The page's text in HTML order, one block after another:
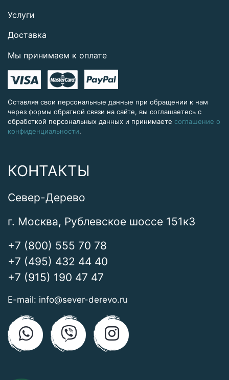
Услуги
Доставка
Мы принимаем к оплате
Оставляя свои персональные данные при обращении к нам
через формы обратной связи на сайте, вы соглашаетесь с
обработкой персональных данных и принимаете соглашение о
конфиденциальности.
КОНТАКТЫ
Север-Дерево
г. Москва, Рублевское шоссе 151к3
+7 (800) 555 70 78
+7 (495) 432 44 40
+7 (915) 190 47 47
E-mail: info@sever-derevo.ru